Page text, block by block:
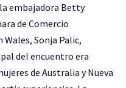
embajadora Betty
de Comercio
Sonja Palic,
del encuentro era
de Australia y Nueva